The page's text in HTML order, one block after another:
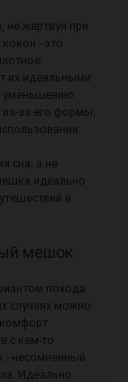
не жертвуя при
- это
их идеальными
уменьшению
из-за его формы,
сна, а не
идеально
в
мешок
похода
случаях можно
комфорт
с кем-то
- несомненный
Идеально